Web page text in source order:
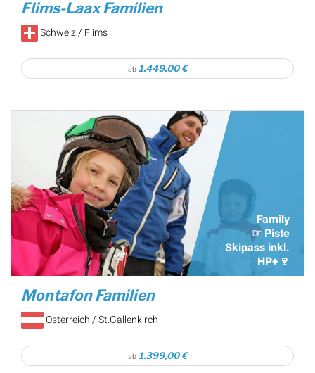
Flims-Laax Familien
Schweiz / Flims
ab 1.449,00 €
Family
☞ Piste
Skipass inkl.
HP+🍷
Montafon Familien
Österreich / St.Gallenkirch
ab 1.399,00 €